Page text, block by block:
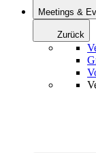
Meetings &
Zurück